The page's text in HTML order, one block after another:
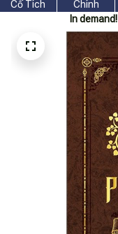
Cổ Tích
Chính
In demand!